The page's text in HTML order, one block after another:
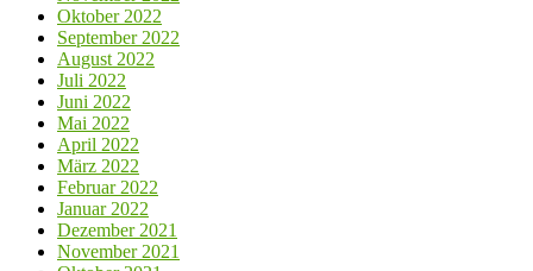
Oktober 2022
September 2022
August 2022
Juli 2022
Juni 2022
Mai 2022
April 2022
März 2022
Februar 2022
Januar 2022
Dezember 2021
November 2021